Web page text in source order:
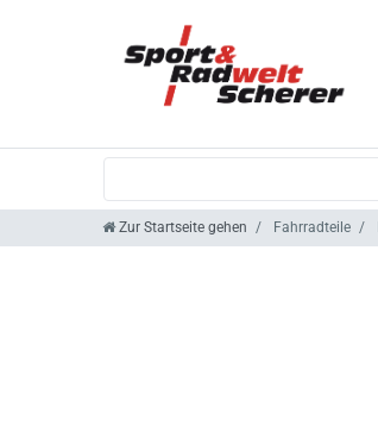
Zur Startseite gehen Fahrradteile